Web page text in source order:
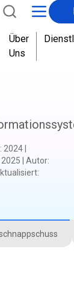
Über
Uns
: 2024
2025 Autor:
: